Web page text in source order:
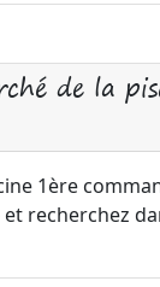
de la
1ère
recherchez